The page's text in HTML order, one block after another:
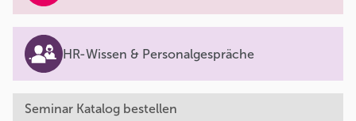
HR-Wissen & Personalgespräche
Seminar Katalog bestellen